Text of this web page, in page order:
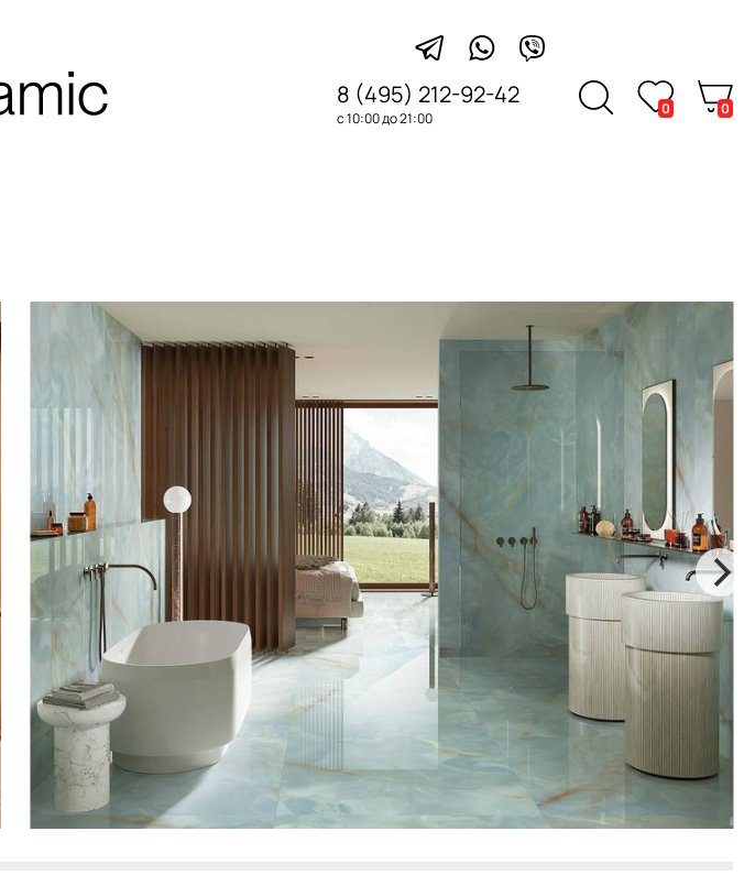
8 (495) 212-92-42
с 10:00 до 21:00
0 0